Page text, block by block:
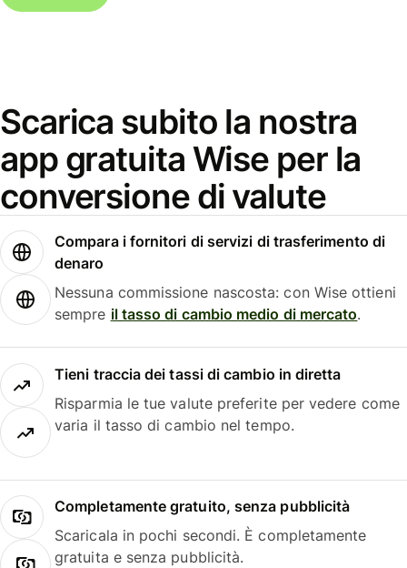
Scarica subito la nostra
app gratuita Wise per la
conversione di valute
Compara i fornitori di servizi di trasferimento di
denaro
Nessuna commissione nascosta: con Wise ottieni
sempre il tasso di cambio medio di mercato.
Tieni traccia dei tassi di cambio in diretta
Risparmia le tue valute preferite per vedere come
varia il tasso di cambio nel tempo.
Completamente gratuito, senza pubblicità
Scaricala in pochi secondi. È completamente
gratuita e senza pubblicità.